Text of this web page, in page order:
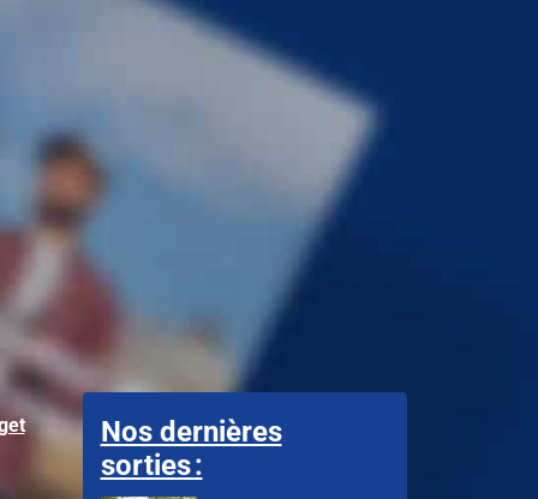
Nos dernières
sorties :